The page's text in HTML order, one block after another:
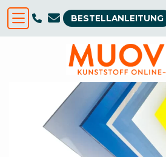
BESTELLANLEITUNG